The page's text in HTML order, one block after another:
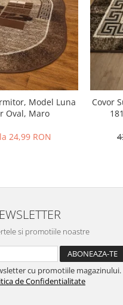
Model Luna
Oval, Maro
24,99 RON
Covor
si promotiile noastre
cu promotiile magazinului.
de Confidentialitate